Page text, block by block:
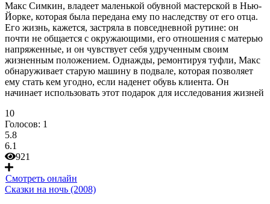
Макс Симкин, владеет маленькой обувной мастерской в Нью-
Йорке, которая была передана ему по наследству от его отца.
Его жизнь, кажется, застряла в повседневной рутине: он
почти не общается с окружающими, его отношения с матерью
напряженные, и он чувствует себя удрученным своим
жизненным положением. Однажды, ремонтируя туфли, Макс
обнаруживает старую машину в подвале, которая позволяет
ему стать кем угодно, если наденет обувь клиента. Он
начинает использовать этот подарок для исследования жизней
10
Голосов: 1
5.8
6.1
921
Смотреть онлайн
Сказки на ночь (2008)